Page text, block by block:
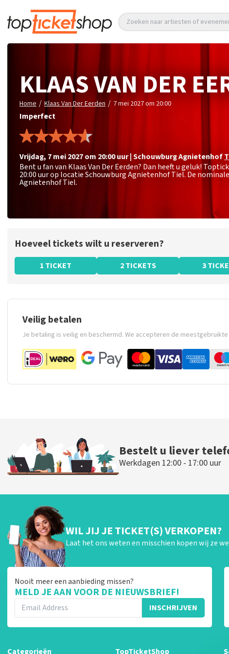
Zoeken naar artiesten of
KLAAS VAN DER
Home / Klaas Van Der Eerden / 7 mei 2027 om 20:00
Imperfect
vrijdag, 7 mei 2027 om 20:00uur|Schouwburg Agnietenhof
Bent u fan van Klaas Van Der Eerden? Dan heeft u geluk!
20:00 uur op locatie Schouwburg Agnietenhof Tiel. De
Agnietenhof Tiel.
Hoeveel tickets wilt u reserveren?
1 TICKET 2 TICKETS 3
Veilig betalen
Je betaling is veilig en beschermd. We accepteren de
Bestelt u liever
Werkdagen 12:00 - 17:00 uur
WIL JIJ JE TICKET(S) VERKOPEN?
Laat het ons weten en misschien kopen wij ze
Nooit meer een aanbieding missen?
MELD JE AAN VOOR DE NIEUWSBRIEF!
INSCHRIJVEN
Categorieën TopTicketShop